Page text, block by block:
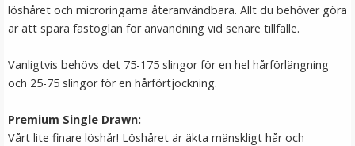
LÄGG I VARUKORG
löshåret och microringarna återanvändbara. Allt du behöver göra
är att spara fästöglan för användning vid senare tillfälle.
Vanligtvis behövs det 75-175 slingor för en hel hårförlängning
och 25-75 slingor för en hårförtjockning.
Premium Single Drawn:
Vårt lite finare löshår! Löshåret är äkta mänskligt hår och